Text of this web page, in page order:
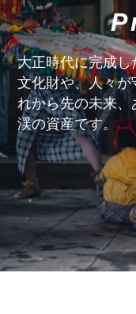
大正時代に完成
文化財や、人々
れから先の未来
渓の資産です。